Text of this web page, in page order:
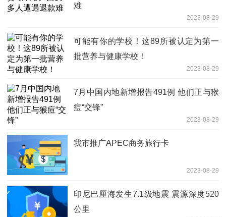
难
2023-08-29
可能有你的学校！这89所被认定为第一
批营养与健康学校！
2023-08-29
7月中国内地新增报告491例 他们正与猴
痘“交锋”
2023-08-29
我市推广APEC商务旅行卡
2023-08-29
印尼巴厘海发生7.1级地震 震源深度520
公里